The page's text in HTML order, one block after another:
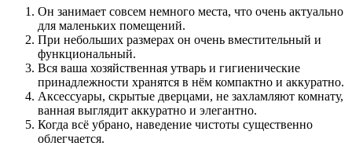
Он занимает совсем немного места, что очень актуально
для маленьких помещений.
При небольших размерах он очень вместительный и
функциональный.
Вся ваша хозяйственная утварь и гигиенические
принадлежности хранятся в нём компактно и аккуратно.
Аксессуары, скрытые дверцами, не захламляют комнату,
ванная выглядит аккуратно и элегантно.
Когда всё убрано, наведение чистоты существенно
облегчается.